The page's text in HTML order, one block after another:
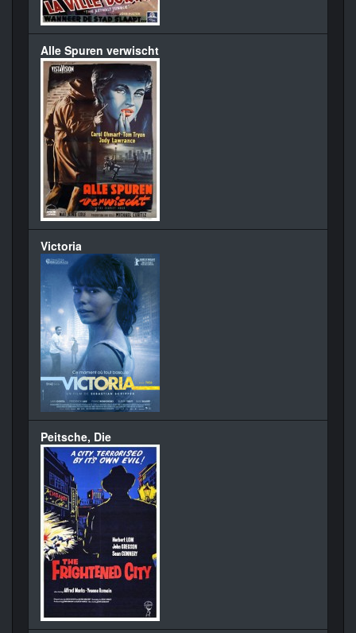
Alle Spuren verwischt
Victoria
Peitsche, Die